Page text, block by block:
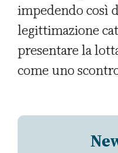
impedendo così
legittimazione
presentare la
come uno